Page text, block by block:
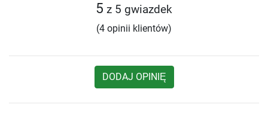
5 z 5 gwiazdek
(4 opinii klientów)
DODAJ OPINIĘ